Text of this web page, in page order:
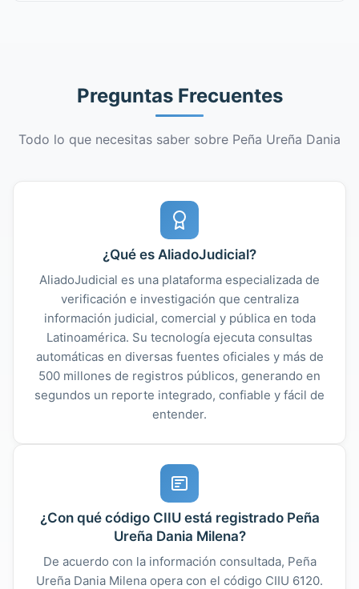
Preguntas Frecuentes
Todo lo que necesitas saber sobre Peña Ureña Dania
¿Qué es AliadoJudicial?
AliadoJudicial es una plataforma especializada de
verificación e investigación que centraliza
información judicial, comercial y pública en toda
Latinoamérica. Su tecnología ejecuta consultas
automáticas en diversas fuentes oficiales y más de
500 millones de registros públicos, generando en
segundos un reporte integrado, confiable y fácil de
entender.
¿Con qué código CIIU está registrado Peña
Ureña Dania Milena?
De acuerdo con la información consultada, Peña
Ureña Dania Milena opera con el código CIIU 6120.